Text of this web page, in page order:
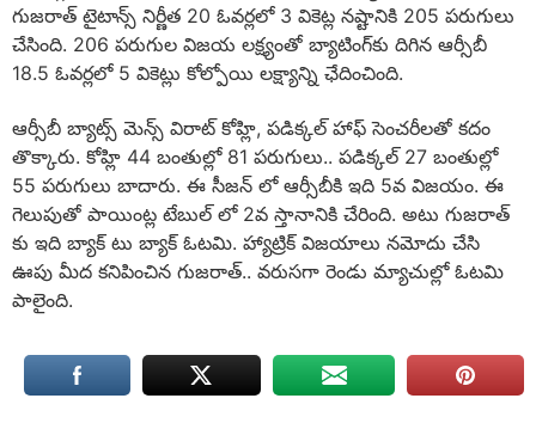
గుజరాత్‌ టైటాన్స్‌ నిర్ణీత 20 ఓవర్లలో 3 వికెట్ల నష్టానికి 205 పరుగులు
చేసింది. 206 పరుగుల విజయ లక్ష్యంతో బ్యాటింగ్‌కు దిగిన ఆర్సీబీ
18.5 ఓవర్లలో 5 వికెట్లు కోల్పోయి లక్ష్యాన్ని ఛేదించింది.
ఆర్సీబీ బ్యాట్స్ మెన్స్ విరాట్ కోహ్లి, పడిక్కల్ హాఫ్ సెంచరీలతో కదం
తొక్కారు. కోహ్లి 44 బంతుల్లో 81 పరుగులు.. పడిక్కల్ 27 బంతుల్లో
55 పరుగులు బాదారు. ఈ సీజన్ లో ఆర్సీబీకి ఇది 5వ విజయం. ఈ
గెలుపుతో పాయింట్ల టేబుల్ లో 2వ స్తానానికి చేరింది. అటు గుజరాత్
కు ఇది బ్యాక్ టు బ్యాక్ ఓటమి. హ్యాట్రిక్ విజయాలు నమోదు చేసి
ఊపు మీద కనిపించిన గుజరాత్.. వరుసగా రెండు మ్యాచుల్లో ఓటమి
పాలైంది.